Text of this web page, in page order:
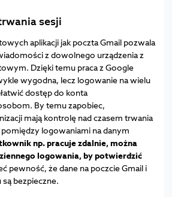
sesji
aplikacji jak poczta Gmail pozwala
z dowolnego urządzenia z
Dzięki temu praca z Google
wygodna, lecz logowanie na wielu
dostęp do konta
By temu zapobiec,
mają kontrolę nad czasem trwania
logowaniami na danym
np. pracuje zdalnie, można
logowania, by potwierdzić
pewność, że dane na poczcie Gmail i
bezpieczne.